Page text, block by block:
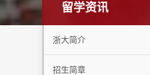
留学资讯
浙大简介
招生简章